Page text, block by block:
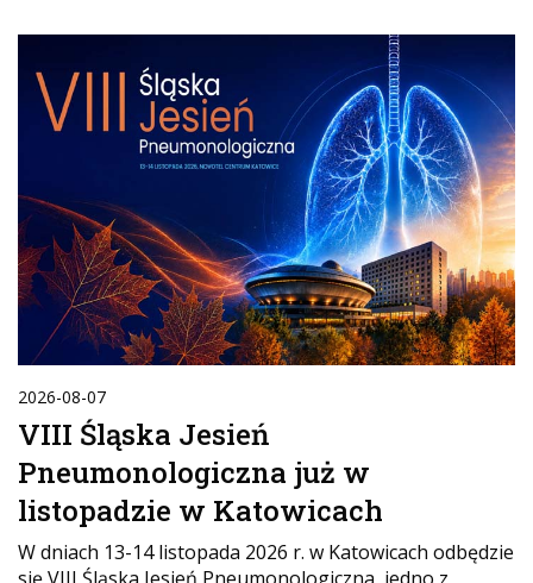
2026-08-07
VIII Śląska Jesień
Pneumonologiczna już w
listopadzie w Katowicach
W dniach 13-14 listopada 2026 r. w Katowicach odbędzie